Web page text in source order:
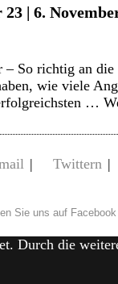
| 6.
So richtig an die
wie viele
…
| Twittern |
Sie uns auf Facebook
Durch die